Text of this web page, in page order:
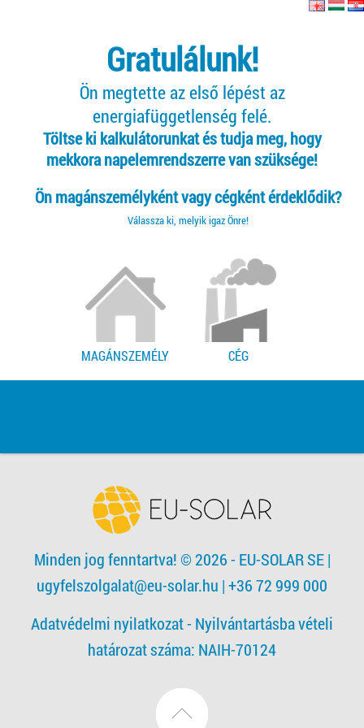
Gratulálunk!
Ön megtette az első lépést az
energiafüggetlenség felé.
Töltse ki kalkulátorunkat és tudja meg, hogy
mekkora napelemrendszerre van szüksége!
Ön magánszemélyként vagy cégként érdeklődik?
Válassza ki, melyik igaz Önre!
MAGÁNSZEMÉLY CÉG
Minden jog fenntartva! © 2026 - EU-SOLAR SE|
ugyfelszolgalat@eu-solar.hu | +36 72 999 000
Adatvédelmi nyilatkozat - Nyilvántartásba vételi
határozat száma: NAIH-70124